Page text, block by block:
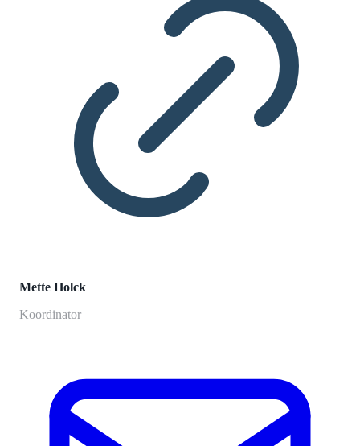
Mette Holck
Koordinator